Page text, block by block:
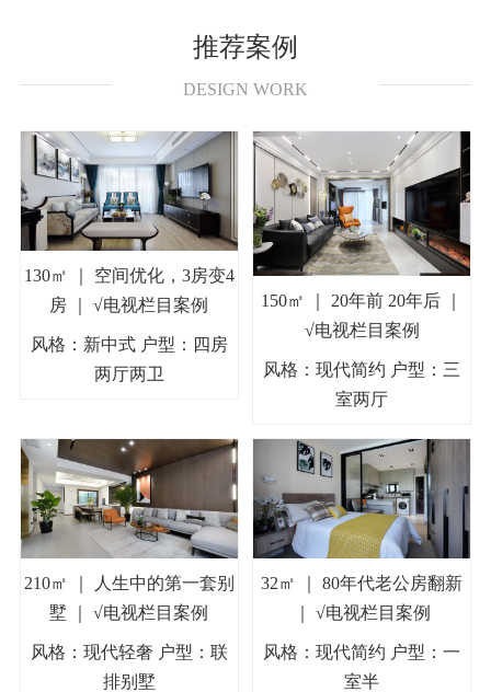
推荐案例
DESIGN WORK
130㎡ ｜ 空间优化，3房变4
房 ｜ √电视栏目案例
风格：新中式 户型：四房
两厅两卫
150㎡ ｜ 20年前 20年后 ｜
√电视栏目案例
风格：现代简约 户型：三
室两厅
210㎡ ｜ 人生中的第一套别
墅 ｜ √电视栏目案例
风格：现代轻奢 户型：联
排别墅
32㎡ ｜ 80年代老公房翻新
｜ √电视栏目案例
风格：现代简约 户型：一
室半